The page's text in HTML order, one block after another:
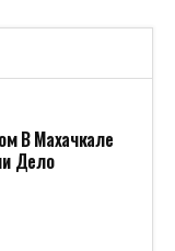
В Махачкале
Дело